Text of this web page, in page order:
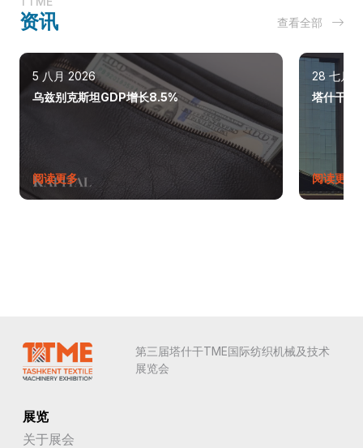
资讯 查看全部
5 八月 2026
乌兹别克斯坦GDP增长8.5%
阅读更多
28 七月
塔什干巩
阅读更多
第三届塔什干TME国际纺织机械及技术
展览会
展览
关于展会